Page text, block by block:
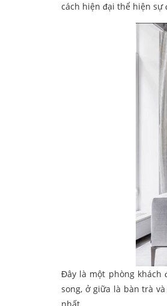
cách hiện đại thể hiện sự
Đây là một phòng khách
song, ở giữa là bàn trà